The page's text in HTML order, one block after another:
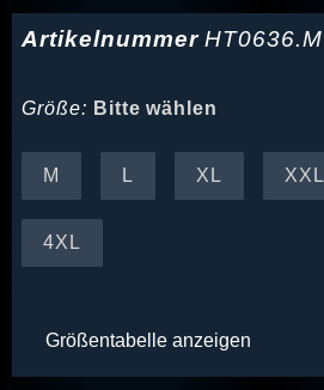
ArtikelnummerHT0636.M
Größe: Bitte wählen
M L XL XXL
4XL
Größentabelle anzeigen